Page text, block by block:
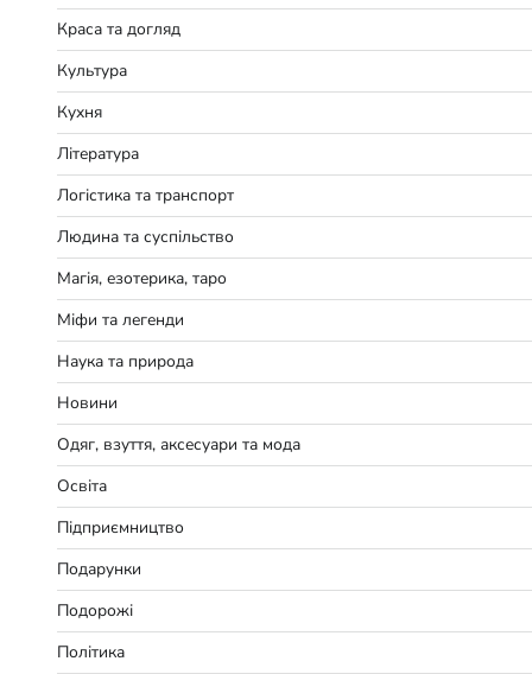
Краса та догляд
Культура
Кухня
Література
Логістика та транспорт
Людина та суспільство
Магія, езотерика, таро
Міфи та легенди
Наука та природа
Новини
Одяг, взуття, аксесуари та мода
Освіта
Підприємництво
Подарунки
Подорожі
Політика